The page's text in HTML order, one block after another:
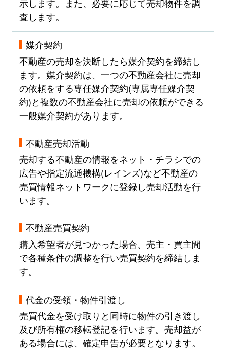
示します。また、必要に応じて売却物件を調
査します。
媒介契約
不動産の売却を決断したら媒介契約を締結し
ます。媒介契約は、一つの不動産会社に売却
の依頼をする専任媒介契約(専属専任媒介契
約)と複数の不動産会社に売却の依頼ができる
一般媒介契約があります。
不動産売却活動
売却する不動産の情報をネット・チラシでの
広告や指定流通機構(レインズ)など不動産の
売買情報ネットワークに登録し売却活動を行
います。
不動産売買契約
購入希望者が見つかった場合、売主・買主間
で各種条件の調整を行い売買契約を締結しま
す。
代金の受領・物件引渡し
売買代金を受け取りと同時に物件の引き渡し
及び所有権の移転登記を行います。売却益が
ある場合には、確定申告が必要となります。